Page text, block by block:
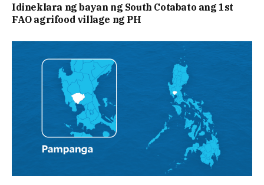
Idineklara ng bayan ng South Cotabato ang 1st
FAO agrifood village ng PH